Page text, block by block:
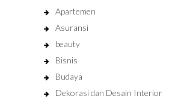
Apartemen
Asuransi
beauty
Bisnis
Budaya
Dekorasi dan Desain Interior